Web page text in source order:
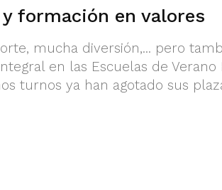
y formación en valores
mucha diversión,... pero
en las Escuelas de Verano
turnos ya han agotado sus